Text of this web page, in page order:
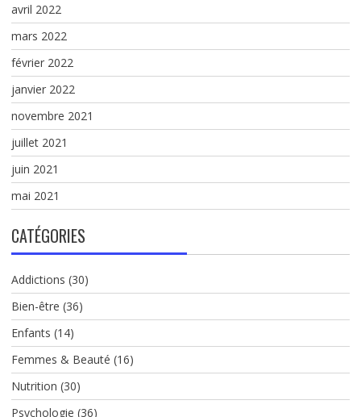
avril 2022
mars 2022
février 2022
janvier 2022
novembre 2021
juillet 2021
juin 2021
mai 2021
CATÉGORIES
Addictions (30)
Bien-être (36)
Enfants (14)
Femmes & Beauté (16)
Nutrition (30)
Psychologie (36)